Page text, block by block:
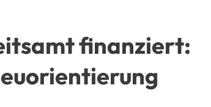
finanziert: